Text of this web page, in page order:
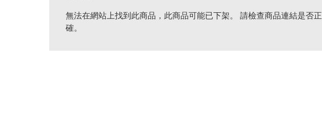
無法在網站上找到此商品，此商品可能已下架。 請檢查商品連結是否正
確。